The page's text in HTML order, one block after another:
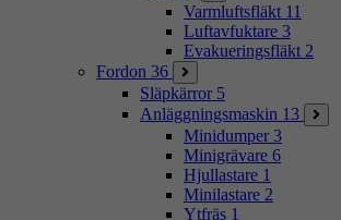
Varmluftsfläkt 11
Luftavfuktare 3
Evakueringsfläkt 2
Fordon 36
Släpkärror 5
Anläggningsmaskin 13
Minidumper 3
Minigrävare 6
Hjullastare 1
Minilastare 2
Ytfräs 1